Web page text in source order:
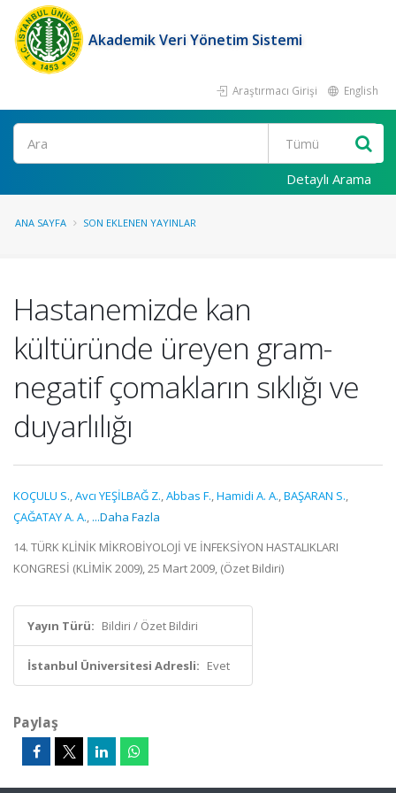
Akademik Veri Yönetim Sistemi
Araştırmacı Girişi English
Ara
Detaylı Arama
ANA SAYFA SON EKLENEN YAYINLAR
Hastanemizde kan
kültüründe üreyen gram-
negatif çomakların sıklığı ve
duyarlılığı
KOÇULU S.,Avcı YEŞİLBAĞ Z.,Abbas F.,Hamidi A. A.,BAŞARAN S.,
ÇAĞATAY A. A., ...Daha Fazla
14. TÜRK KLİNİK MİKROBİYOLOJİ VE İNFEKSİYON HASTALIKLARI
KONGRESİ (KLİMİK 2009), 25 Mart 2009, (Özet Bildiri)
Yayın Türü: Bildiri / Özet Bildiri
İstanbul Üniversitesi Adresli: Evet
Paylaş